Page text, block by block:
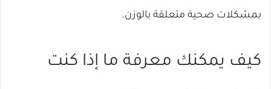
بمشكلات صحية متعلقة بالوزن.
كيف يمكنك معرفة ما إذا كنت